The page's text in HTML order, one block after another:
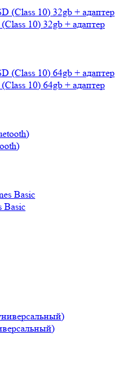
10) 32gb + адаптер
10) 64gb + адаптер
Basic